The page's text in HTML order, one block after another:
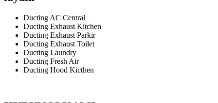
Ducting AC Central
Ducting Exhaust Kitchen
Ducting Exhaust Parkir
Ducting Exhaust Toilet
Ducting Laundry
Ducting Fresh Air
Ducting Hood Kicthen